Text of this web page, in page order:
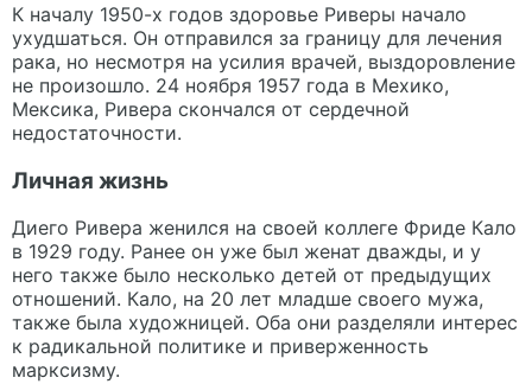
К началу 1950-х годов здоровье Риверы начало
ухудшаться. Он отправился за границу для лечения
рака, но несмотря на усилия врачей, выздоровление
не произошло. 24 ноября 1957 года в Мехико,
Мексика, Ривера скончался от сердечной
недостаточности.
Личная жизнь
Диего Ривера женился на своей коллеге Фриде Кало
в 1929 году. Ранее он уже был женат дважды, и у
него также было несколько детей от предыдущих
отношений. Кало, на 20 лет младше своего мужа,
также была художницей. Оба они разделяли интерес
к радикальной политике и приверженность
марксизму.